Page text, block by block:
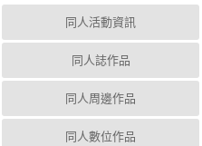
同人活動資訊
同人誌作品
同人周邊作品
同人數位作品